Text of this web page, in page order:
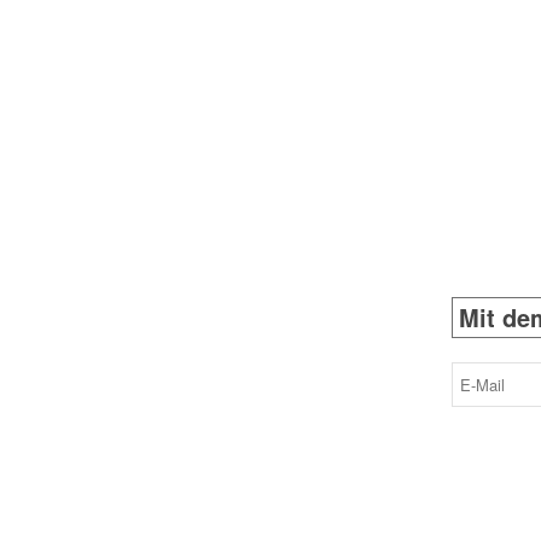
Mit
E-
Mail
(erforderlich)